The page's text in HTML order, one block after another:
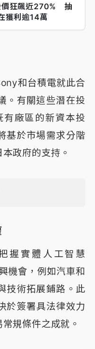
價狂飆近270% 抽
獲利逾14萬
和台積電就此合
。有關這些潛在投
廠區的新資本投
基於市場需求分階
政府的支持。
握實體人工智慧
機會，例如汽車和
技術拓展鋪路。此
於簽署具法律效力
規條件之成就。